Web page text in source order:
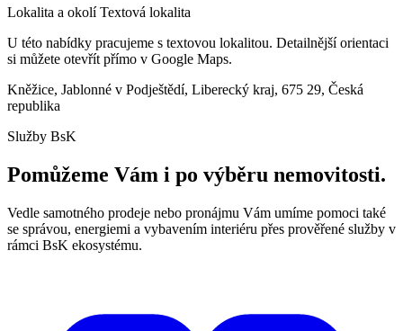
Lokalita a okolí Textová lokalita
U této nabídky pracujeme s textovou lokalitou. Detailnější orientaci
si můžete otevřít přímo v Google Maps.
Kněžice, Jablonné v Podještědí, Liberecký kraj, 675 29, Česká
republika
Služby BsK
Pomůžeme Vám i po výběru nemovitosti.
Vedle samotného prodeje nebo pronájmu Vám umíme pomoci také
se správou, energiemi a vybavením interiéru přes prověřené služby v
rámci BsK ekosystému.